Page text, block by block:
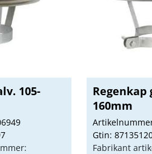
105-
Regenkap
160mm
Gtin:
Fabrikant